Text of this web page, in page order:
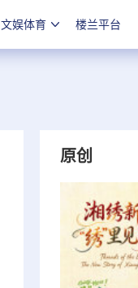
文娱体育 楼兰平台
原创